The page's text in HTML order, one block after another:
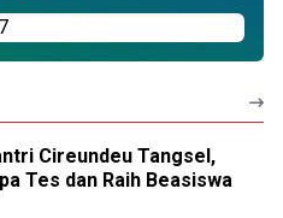
Cireundeu Tangsel,
Tes dan Raih Beasiswa